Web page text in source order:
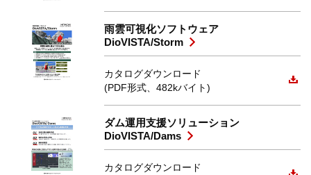
雨雲可視化ソフトウェア
DioVISTA/Storm
カタログダウンロード
(PDF形式、482kバイト)
ダム運用支援ソリューション
DioVISTA/Dams
カタログダウンロード